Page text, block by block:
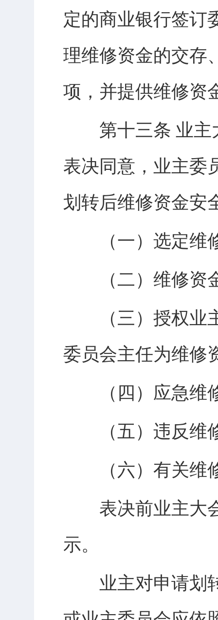
定的商业银行签订
理维修资金的交存
项，并提供维修资
第十三条 业主
表决同意，业主委
划转后维修资金安
（一）选定维修
（二）维修资金
（三）授权业主
委员会主任为维修
（四）应急维
（五）违反维修
（六）有关维
表决前业主大会
示。
业主对申请划转